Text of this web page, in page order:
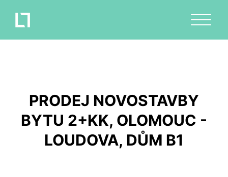
PRODEJ NOVOSTAVBY
BYTU 2+KK, OLOMOUC -
LOUDOVA, DŮM B1